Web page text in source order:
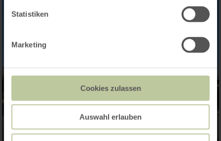
Statistiken
Marketing
Cookies zulassen
Auswahl erlauben